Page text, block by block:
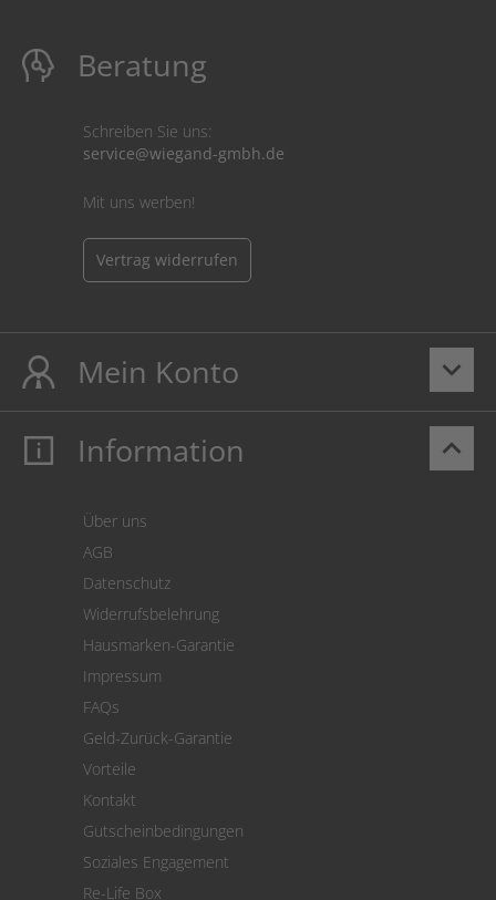
Beratung
Schreiben Sie uns:
service@wiegand-gmbh.de
Mit uns werben!
Vertrag widerrufen
keyboard_arrow_down
Mein Konto
Mein Konto
Cookie Einstellungen
keyboard_arrow_up
Information
Über uns
AGB
Datenschutz
Widerrufsbelehrung
Hausmarken-Garantie
Impressum
FAQs
Geld-Zurück-Garantie
Vorteile
Kontakt
Gutscheinbedingungen
Soziales Engagement
Re-Life Box